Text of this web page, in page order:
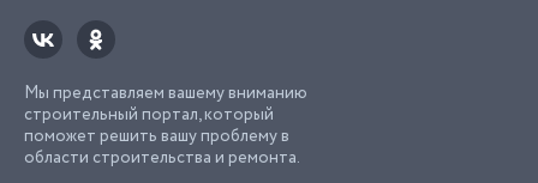
Мы представляем вашему вниманию
строительный портал, который
поможет решить вашу проблему в
области строительства и ремонта.